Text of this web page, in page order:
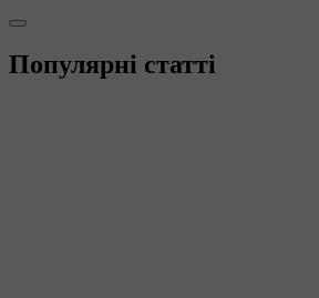
Популярні статті